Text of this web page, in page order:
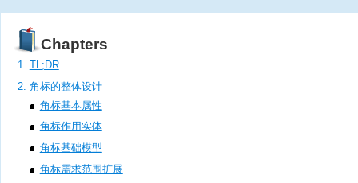
Chapters
TL;DR
角标的整体设计
角标基本属性
角标作用实体
角标基础模型
角标需求范围扩展